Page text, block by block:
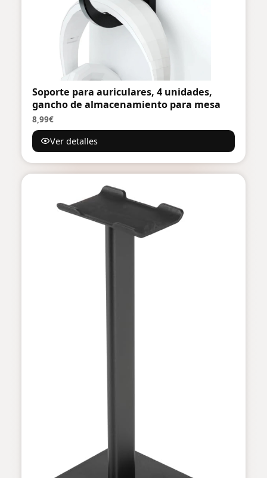
Soporte para auriculares, 4 unidades,
gancho de almacenamiento para mesa
8,99€
Ver detalles